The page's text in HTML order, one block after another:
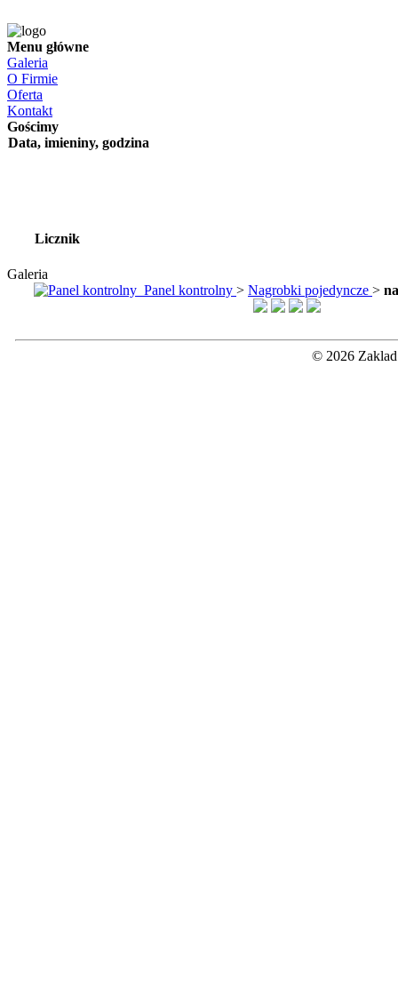
Menu główne
Galeria
O Firmie
Oferta
Kontakt
Gościmy
Data, imieniny, godzina
Licznik
Galeria
Panel kontrolny > Nagrobki pojedyncze >
© 2026